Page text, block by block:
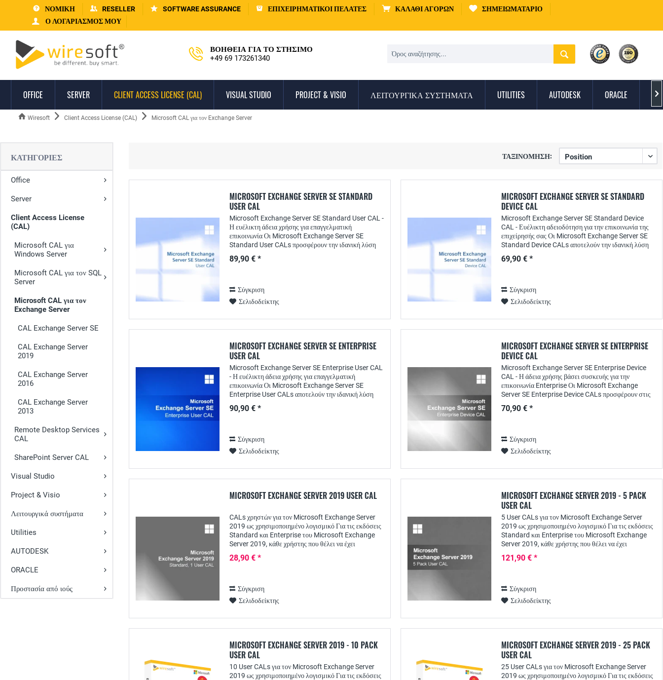
ΝΟΜΙΚΗ RESELLER SOFTWARE ASSURANCE ΕΠΙΧΕΙΡΗΜΑΤΙΚΟΊ ΠΕΛΆΤΕΣ ΚΑΛΆΘΙ ΑΓΟΡΏΝ
ΣΗΜΕΙΩΜΑΤΆΡΙΟ
Ο ΛΟΓΑΡΙΑΣΜΌΣ ΜΟΥ
ΒΟΉΘΕΙΑ ΓΙΑ ΤΟ ΣΤΉΣΙΜΟ
+49 69 173261340
OFFICE SERVER CLIENT ACCESS LICENSE (CAL) VISUAL STUDIO PROJECT & VISIO ΛΕΙΤΟΥΡΓΙΚΆ ΣΥΣΤΉΜΑΤΑ UTILITIES AUTODESK ORACLE 
Wiresoft Client Access License (CAL) Microsoft CAL για τον Exchange Server
ΚΑΤΗΓΟΡΊΕΣ
Office
Server
Client Access License
(CAL)
Microsoft CAL για
Windows Server
Microsoft CAL για τον SQL
Server
Microsoft CAL για τον
Exchange Server
CAL Exchange Server SE
CAL Exchange Server
2019
CAL Exchange Server
2016
CAL Exchange Server
2013
Remote Desktop Services
CAL
SharePoint Server CAL
Visual Studio
Project & Visio
Λειτουργικά συστήματα
Utilities
AUTODESK
ORACLE
Προστασία από ιούς
ΤΑΞΙΝΌΜΗΣΗ:
MICROSOFT EXCHANGE SERVER SE STANDARD
USER CAL
Microsoft Exchange Server SE Standard User CAL -
Η ευέλικτη άδεια χρήσης για επαγγελματική
επικοινωνία Οι Microsoft Exchange Server SE
Standard User CALs προσφέρουν την ιδανική λύση
στους...
89,90 € *
Σύγκριση
Σελιδοδείκτης
MICROSOFT EXCHANGE SERVER SE STANDARD
DEVICE CAL
Microsoft Exchange Server SE Standard Device
CAL - Ευέλικτη αδειοδότηση για την επικοινωνία της
επιχείρησής σας Οι Microsoft Exchange Server SE
Standard Device CALs αποτελούν την ιδανική λύση
69,90 € *
Σύγκριση
Σελιδοδείκτης
MICROSOFT EXCHANGE SERVER SE ENTERPRISE
USER CAL
Microsoft Exchange Server SE Enterprise User CAL
- Η ευέλικτη άδεια χρήσης για επαγγελματική
επικοινωνία Οι Microsoft Exchange Server SE
Enterprise User CALs αποτελούν την ιδανική λύση
90,90 € *
Σύγκριση
Σελιδοδείκτης
MICROSOFT EXCHANGE SERVER SE ENTERPRISE
DEVICE CAL
Microsoft Exchange Server SE Enterprise Device
CAL - Η άδεια χρήσης βάσει συσκευής για την
επικοινωνία Enterprise Οι Microsoft Exchange
Server SE Enterprise Device CALs προσφέρουν στις
70,90 € *
Σύγκριση
Σελιδοδείκτης
MICROSOFT EXCHANGE SERVER 2019 USER CAL
CALs χρηστών για τον Microsoft Exchange Server
2019 ως χρησιμοποιημένο λογισμικό Για τις εκδόσεις
Standard και Enterprise του Microsoft Exchange
Server 2019, κάθε χρήστης που θέλει να έχει
28,90 € *
Σύγκριση
Σελιδοδείκτης
MICROSOFT EXCHANGE SERVER 2019 - 5 PACK
USER CAL
5 User CALs για τον Microsoft Exchange Server
2019 ως χρησιμοποιημένο λογισμικό Για τις εκδόσεις
Standard και Enterprise του Microsoft Exchange
Server 2019, κάθε χρήστης που θέλει να έχει
121,90 € *
Σύγκριση
Σελιδοδείκτης
MICROSOFT EXCHANGE SERVER 2019 - 10 PACK
USER CAL
10 User CALs για τον Microsoft Exchange Server
2019 ως χρησιμοποιημένο λογισμικό Για τις εκδόσεις
MICROSOFT EXCHANGE SERVER 2019 - 25 PACK
USER CAL
25 User CALs για τον Microsoft Exchange Server
2019 ως χρησιμοποιημένο λογισμικό Για τις εκδόσεις